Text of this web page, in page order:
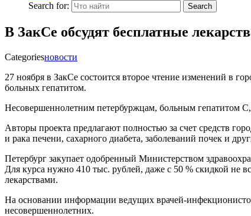
Search for:
Search
В ЗакСе обсудят бесплатные
Categoriesновости
27 ноября в ЗакСе состоится второе чтение изменений в
больных гепатитом.
Несовершеннолетним петербуржцам, больным гепатитом С,
Авторы проекта предлагают полностью за счет средств
и рака печени, сахарного диабета, заболеваний почек и
Петербург закупает одобренный Министерством
Для курса нужно 410 тыс. рублей, даже с 50 % скидкой не
лекарствами.
На основании информации ведущих врачей-
несовершеннолетних.